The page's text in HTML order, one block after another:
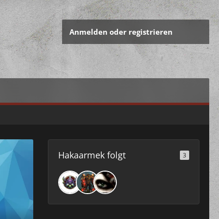
Anmelden oder registrieren
Hakaarmek folgt 3